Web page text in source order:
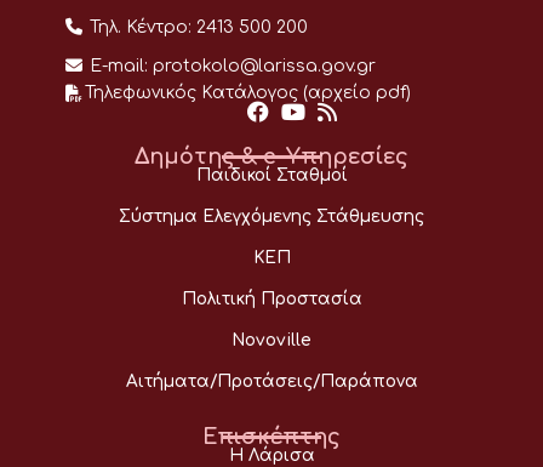
Τηλ. Κέντρο: 2413 500 200
E-mail: protokolo@larissa.gov.gr
Τηλεφωνικός Κατάλογος (αρχείο pdf)
Δημότης & e-Υπηρεσίες
Παιδικοί Σταθμοί
Σύστημα Ελεγχόμενης Στάθμευσης
ΚΕΠ
Πολιτική Προστασία
Novoville
Αιτήματα/Προτάσεις/Παράπονα
Επισκέπτης
Η Λάρισα